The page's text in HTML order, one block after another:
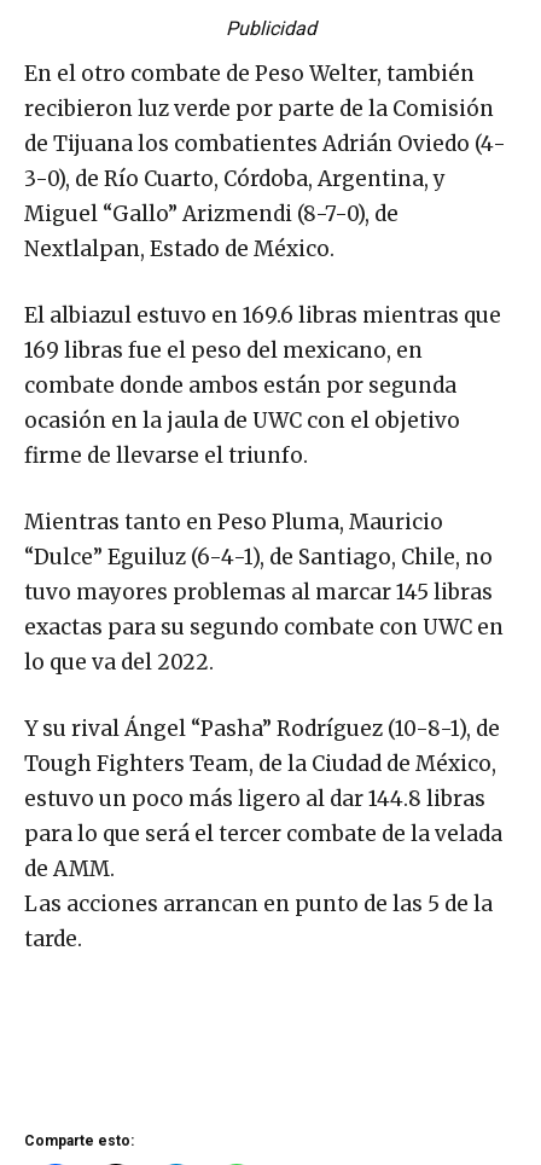
Publicidad
En el otro combate de Peso Welter, también
recibieron luz verde por parte de la Comisión
de Tijuana los combatientes Adrián Oviedo (4-
3-0), de Río Cuarto, Córdoba, Argentina, y
Miguel “Gallo” Arizmendi (8-7-0), de
Nextlalpan, Estado de México.
El albiazul estuvo en 169.6 libras mientras que
169 libras fue el peso del mexicano, en
combate donde ambos están por segunda
ocasión en la jaula de UWC con el objetivo
firme de llevarse el triunfo.
Mientras tanto en Peso Pluma, Mauricio
“Dulce” Eguiluz (6-4-1), de Santiago, Chile, no
tuvo mayores problemas al marcar 145 libras
exactas para su segundo combate con UWC en
lo que va del 2022.
Y su rival Ángel “Pasha” Rodríguez (10-8-1), de
Tough Fighters Team, de la Ciudad de México,
estuvo un poco más ligero al dar 144.8 libras
para lo que será el tercer combate de la velada
de AMM.
Las acciones arrancan en punto de las 5 de la
tarde.
Comparte esto: